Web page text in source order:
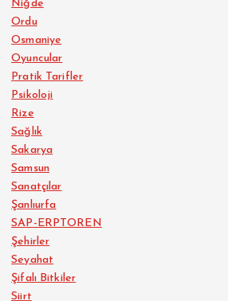
Niğde
Ordu
Osmaniye
Oyuncular
Pratik Tarifler
Psikoloji
Rize
Sağlık
Sakarya
Samsun
Sanatçılar
Şanlıurfa
SAP-ERPTOREN
Şehirler
Seyahat
Şifalı Bitkiler
Siirt